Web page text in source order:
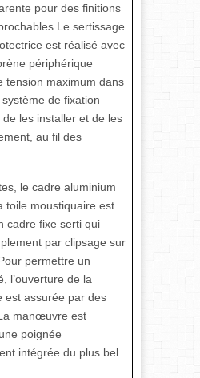
pour des finitions
Le sertissage
est réalisé avec
périphérique
tension maximum dans
de fixation
les installer et de les
au fil des
le cadre aluminium
toile moustiquaire est
cadre fixe serti qui
par clipsage sur
permettre un
l’ouverture de la
est assurée par des
manœuvre est
poignée
intégrée du plus bel